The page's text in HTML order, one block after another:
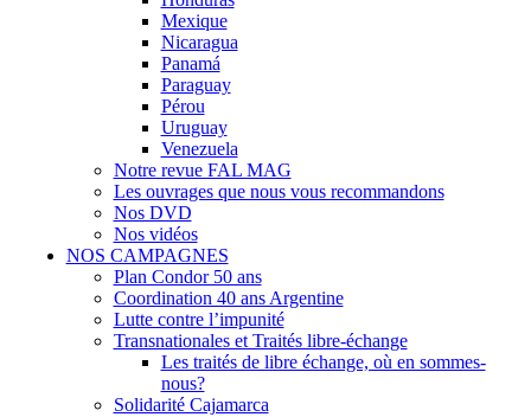
Mexique
Nicaragua
Panamá
Paraguay
Pérou
Uruguay
Venezuela
Notre revue FAL MAG
Les ouvrages que nous vous recommandons
Nos DVD
Nos vidéos
NOS CAMPAGNES
Plan Condor 50 ans
Coordination 40 ans Argentine
Lutte contre l’impunité
Transnationales et Traités libre-échange
Les traités de libre échange, où en sommes-
nous?
Solidarité Cajamarca